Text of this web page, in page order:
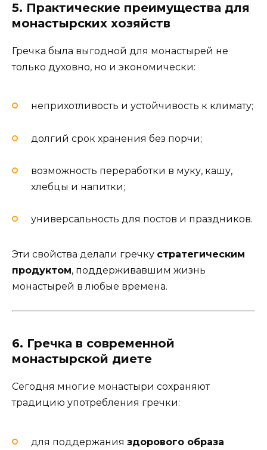
5. Практические преимущества для
монастырских хозяйств
Гречка была выгодной для монастырей не
только духовно, но и экономически:
неприхотливость и устойчивость к климату;
долгий срок хранения без порчи;
возможность переработки в муку, кашу,
хлебцы и напитки;
универсальность для постов и праздников.
Эти свойства делали гречку стратегическим
продуктом, поддерживавшим жизнь
монастырей в любые времена.
6. Гречка в современной
монастырской диете
Сегодня многие монастыри сохраняют
традицию употребления гречки:
для поддержания здорового образа